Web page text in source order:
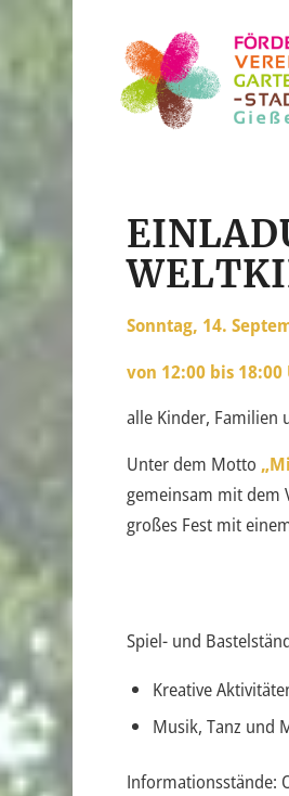
Sonntag, 14.
von 12:00 bis 18:00
alle Kinder, Familien
Unter dem Motto „
gemeinsam mit dem
großes Fest mit
Spiel- und
Kreative
Musik, Tanz und
Informationsstände: